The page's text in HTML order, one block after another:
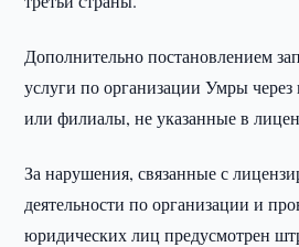
Дополнительно постановлением
услуги по организации Умры через
или филиалы, не указанные в
За нарушения, связанные с
деятельности по организации и
юридических лиц предусмотрен